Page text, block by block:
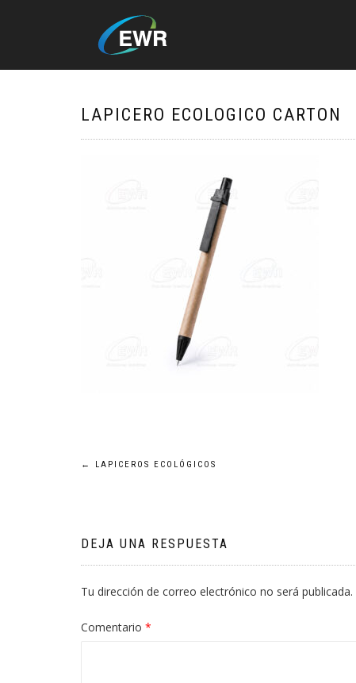
LAPICERO ECOLOGICO CARTON
Navegación
entradas
← LAPICEROS ECOLÓGICOS
DEJA UNA RESPUESTA
Tu dirección de correo electrónico no será publicada.
Comentario *